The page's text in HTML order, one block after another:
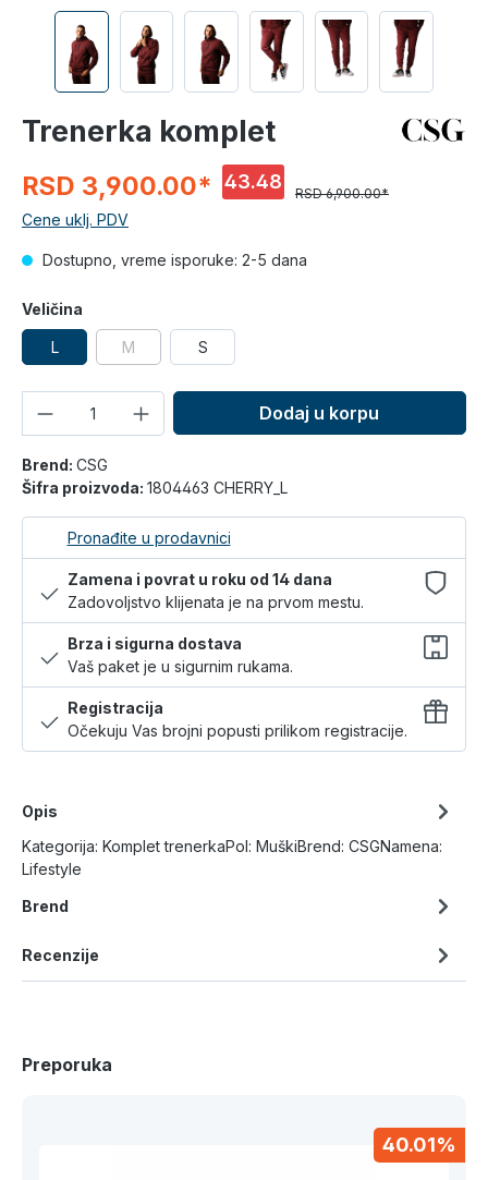
Trenerka komplet
RSD 3,900.00*
43.48
RSD 6,900.00*
Cene uklj. PDV
Dostupno, vreme isporuke: 2-5 dana
Veličina
L M S
Dodaj u korpu
Brend: CSG
Šifra proizvoda: 1804463 CHERRY_L
Pronađite u prodavnici
Zamena i povrat u roku od 14 dana
Zadovoljstvo klijenata je na prvom mestu.
Brza i sigurna dostava
Vaš paket je u sigurnim rukama.
Registracija
Očekuju Vas brojni popusti prilikom registracije.
Opis
Kategorija: Komplet trenerkaPol: MuškiBrend: CSGNamena:
Lifestyle
Brend
Recenzije
Preporuka
40.01%